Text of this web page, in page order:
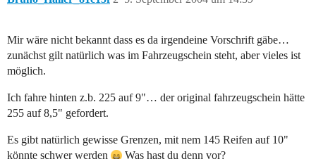
Mir wäre nicht bekannt dass es da irgendeine Vorschrift gäbe…
zunächst gilt natürlich was im Fahrzeugschein steht, aber vieles ist
möglich.
Ich fahre hinten z.b. 225 auf 9"… der original fahrzeugschein hätte
255 auf 8,5" gefordert.
Es gibt natürlich gewisse Grenzen, mit nem 145 Reifen auf 10"
könnte schwer werden
Was hast du denn vor?